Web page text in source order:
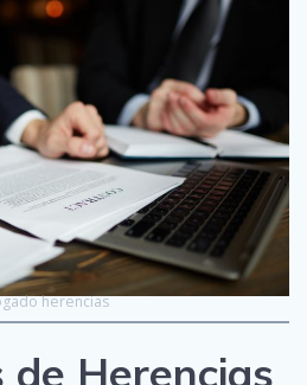
herencias
de Herencias